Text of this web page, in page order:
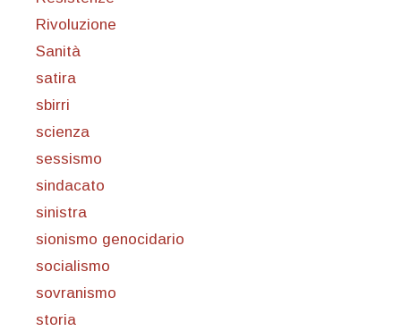
Rivoluzione
Sanità
satira
sbirri
scienza
sessismo
sindacato
sinistra
sionismo genocidario
socialismo
sovranismo
storia